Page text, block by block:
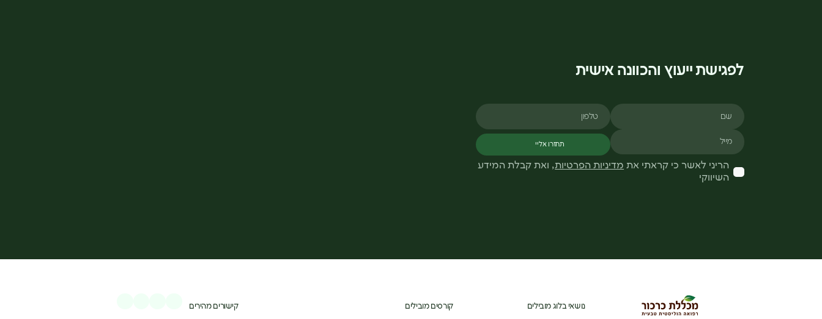
לפגישת ייעוץ והכוונה אישית
שם טלפון
מייל
תחזרו אליי
הריני לאשר כי קראתי את מדיניות הפרטיות, ואת קבלת המידע
השיווקי
נושאי בלוג מובילים קורסים מובילים קישורים מהירים